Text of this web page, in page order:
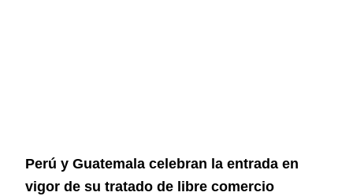
Perú y Guatemala celebran la entrada en
vigor de su tratado de libre comercio